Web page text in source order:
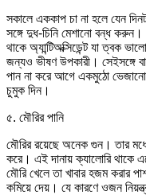
সকালে এককাপ চা না হলে যেন
সঙ্গে দুধ-চিনি মেশানো বন্ধ
থাকে অ্যান্টিঅক্সিডেন্ট যা ত্বক
জন্যও ভীষণ উপকারী। সেইসঙ্গে
পান না করে আগে একমুঠো ভেজানো
চুমুক দিন।
৫. মৌরির পানি
মৌরির রয়েছে অনেক গুন। তার
করে। এই দানায় ক্যালোরি থাকে
মৌরি খেলে তা খাবার হজম করার
কমিয়ে দেয়। যে কারণে ওজন